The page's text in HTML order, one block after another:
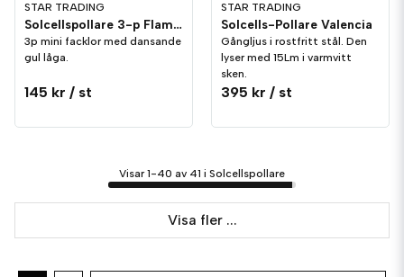
STAR TRADING
Solcellspollare 3-p Flame Mini IP44
3p mini facklor med dansande
gul låga.
145 kr / st
STAR TRADING
Solcells-Pollare Valencia
Gångljus i rostfritt stål. Den
lyser med 15Lm i varmvitt
sken.
395 kr / st
Visar 1-40 av 41 i Solcellspollare
Visa fler ...